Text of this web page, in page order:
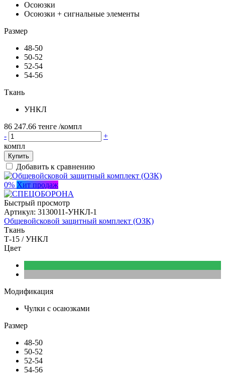
Осоюзки
Осоюзки + сигнальные элементы
Размер
48-50
50-52
52-54
54-56
Ткань
УНКЛ
86 247.66 тенге /компл
-
+
компл
Купить
Добавить к сравнению
0% Хит продаж
Быстрый просмотр
Артикул: 3130011-УНКЛ-1
Общевойсковой защитный комплект (ОЗК)
Ткань
Т-15 / УНКЛ
Цвет
Модификация
Чулки с осаюзками
Размер
48-50
50-52
52-54
54-56